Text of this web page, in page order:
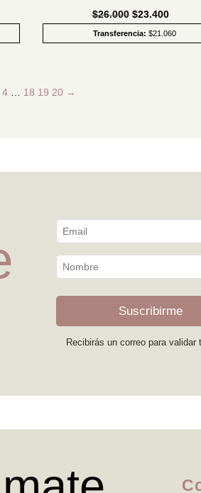
$26.000 El
precio
$23.400El
precio
Transferencia: $21.060
4 18 19 20 →
Suscribirme
Recibirás un correo para validar